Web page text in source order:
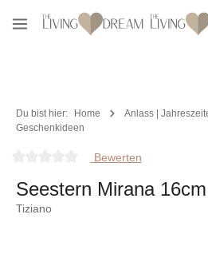
Zum Hauptinhalt springen
Du bist hier: Home Anlass |
Geschenkideen
Bewerten
Seestern Mirana
Tiziano